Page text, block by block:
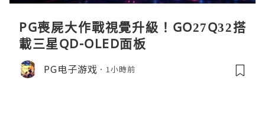
PG喪屍大作戰視覺升級！GO27Q32搭
載三星QD-OLED面板
PG电子游戏 1小時前